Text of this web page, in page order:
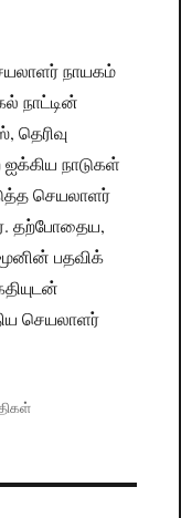
நாயகம்
நாட்டின்
தெரிவு
நாடுகள்
செயலாளர்
தற்போதைய,
பதவிக்
செயலாளர்